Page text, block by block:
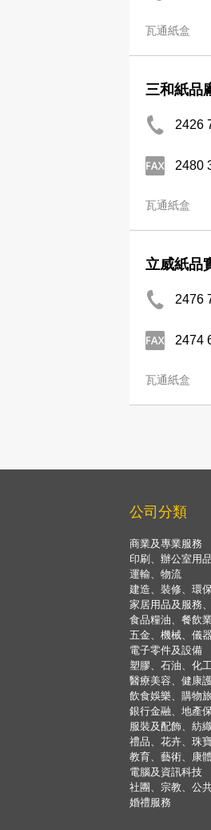
瓦通紙盒
三和紙品
2426
2480
瓦通紙盒
立威紙品
2476
2474
瓦通紙盒
公司分類
商業及專業服務
印刷、辦公室用品
運輸、物流
建造、裝修、環
家居用品及服務
食品糧油、餐飲
五金、機械、儀器
電子零件及設備
塑膠、石油、化
醫療美容、健康
飲食娛樂、購物
銀行金融、地產
服裝及配飾、紡
禮品、花卉、珠
教育、藝術、康
電腦及資訊科技
社團、宗教、公
婚禮服務